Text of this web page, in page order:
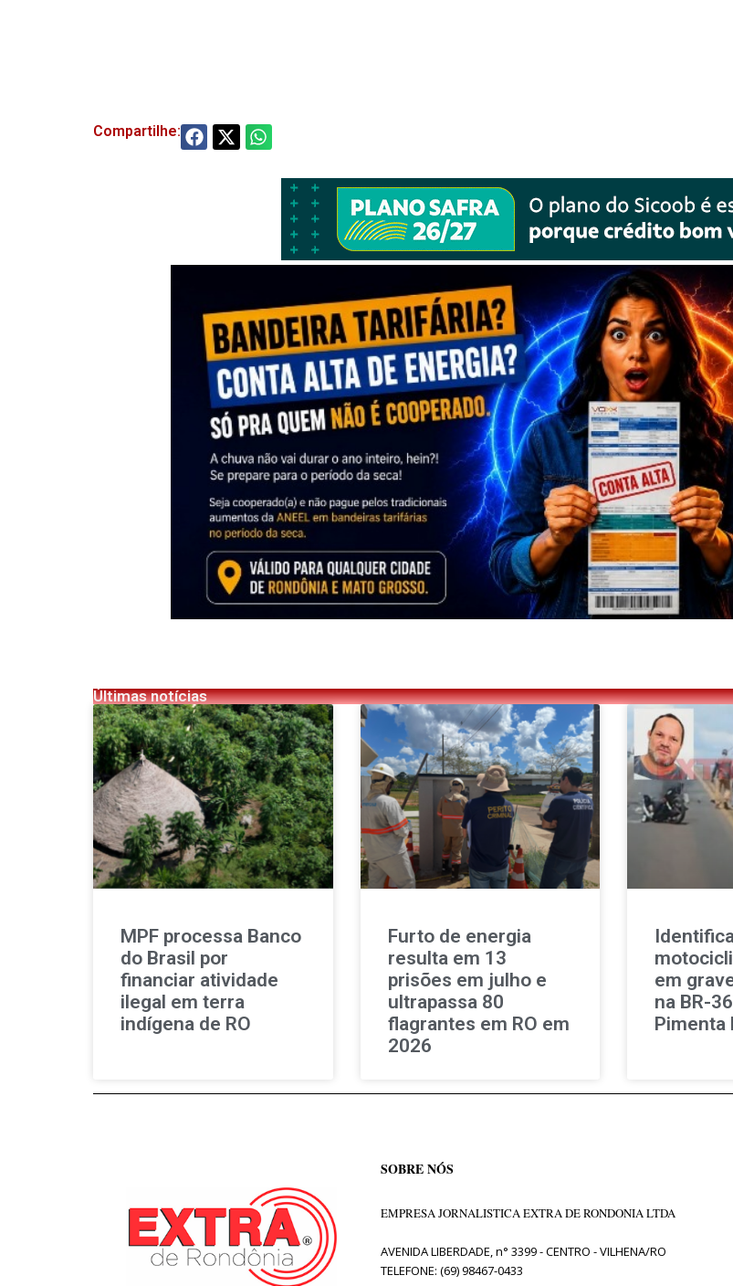
Compartilhe:
Últimas notícias
MPF processa Banco
do Brasil por
financiar atividade
ilegal em terra
indígena de RO
Furto de energia
resulta em 13
prisões em julho e
ultrapassa 80
flagrantes em RO em
2026
em
na BR-
Pimenta
SOBRE NÓS
EMPRESA JORNALISTICA EXTRA DE RONDONIA LTDA
AVENIDA LIBERDADE, n° 3399 - CENTRO - VILHENA/RO
TELEFONE: (69) 98467-0433